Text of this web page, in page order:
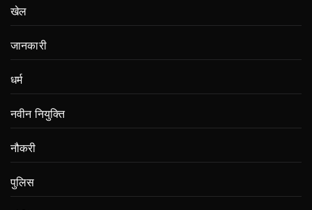
खेल
जानकारी
धर्म
नवीन नियुक्ति
नौकरी
पुलिस